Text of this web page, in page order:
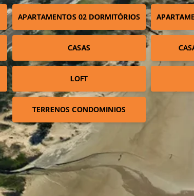
APARTAMENTOS 02 DORMITÓRIOS
CASAS
LOFT
TERRENOS CONDOMINIOS